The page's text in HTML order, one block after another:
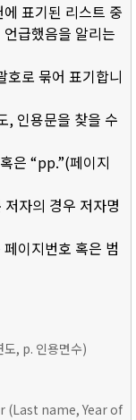
표기된 리스트 중
급했음을 알리는
호로 묶어 표기합니
, 인용문을 찾을 수
은 “pp.”(페이지
자의 경우 저자명
이지번호 혹은 범
, p. 인용면수)
(Last name, Year of